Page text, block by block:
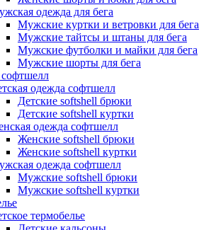
одежда для бега
Мужские куртки и ветровки для бега
Мужские тайтсы и штаны для бега
Мужские футболки и майки для бега
Мужские шорты для бега
одежда софтшелл
Детские softshell брюки
Детские softshell куртки
одежда софтшелл
Женские softshell брюки
Женские softshell куртки
одежда софтшелл
Мужские softshell брюки
Мужские softshell куртки
термобелье